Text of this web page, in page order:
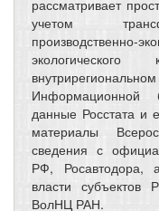
рассматривает
учетом
производственно-
Информационной
данные Росстата и
материалы
сведения с
РФ, Росавтодора,
власти
ВолНЦ РАН.